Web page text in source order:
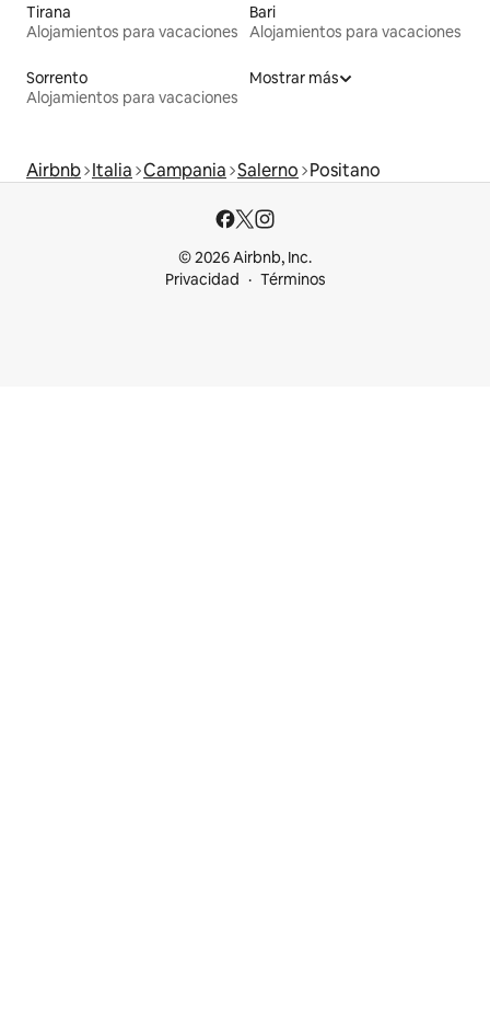
Tirana
Alojamientos para vacaciones
Bari
Alojamientos para vacaciones
Sorrento
Alojamientos para vacaciones
Mostrar más
Airbnb Italia Campania Salerno Positano
© 2026 Airbnb, Inc.
Privacidad
Términos